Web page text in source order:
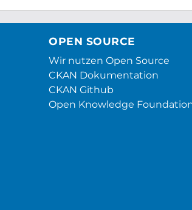
OPEN SOURCE
Wir nutzen Open Source
CKAN Dokumentation
CKAN Github
Open Knowledge